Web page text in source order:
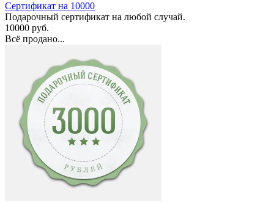
Сертификат на 10000
Подарочный сертификат на любой случай.
10000 руб.
Всё продано...